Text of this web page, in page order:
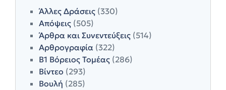
Άλλες Δράσεις (330)
Απόψεις (505)
Άρθρα και Συνεντεύξεις (514)
Αρθρογραφία (322)
Β1 Βόρειος Τομέας (286)
Βίντεο (293)
Βουλή (285)